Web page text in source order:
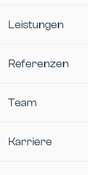
Leistungen
Referenzen
Team
Karriere